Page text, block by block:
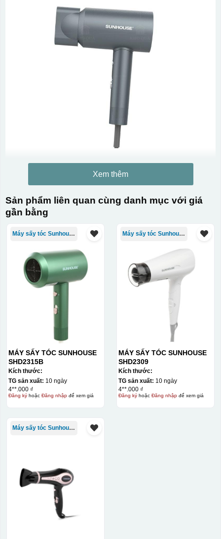
Xem thêm
Sản phẩm liên quan cùng danh mục với giá
gần bằng
Máy sấy tóc Sunhouse
MÁY SẤY TÓC SUNHOUSE
SHD2315B
Kích thước:
TG sản xuất: 10 ngày
4**.000 ₫
Đăng kýhoặc Đăng nhậpđể xem giá
Máy sấy tóc Sunhouse
MÁY SẤY TÓC SUNHOUSE
SHD2309
Kích thước:
TG sản xuất: 10 ngày
4**.000 ₫
Đăng kýhoặc Đăng nhậpđể xem giá
Máy sấy tóc Sunhouse